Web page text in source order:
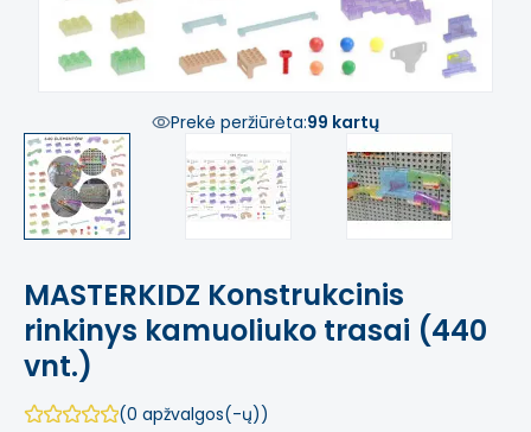
Prekė peržiūrėta:99 kartų
MASTERKIDZ Konstrukcinis
rinkinys kamuoliuko trasai (440
vnt.)
(0 apžvalgos(-ų))